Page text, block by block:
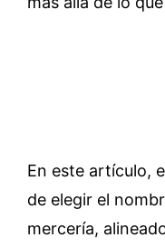
En este artículo,
de elegir el
mercería,